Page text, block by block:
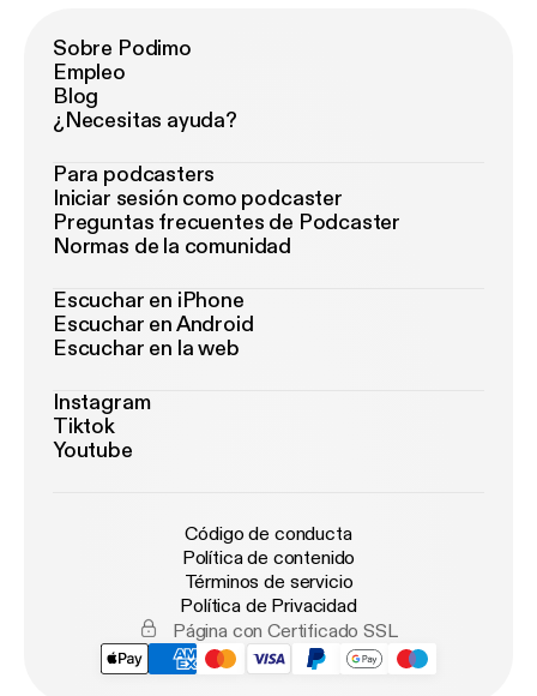
Sobre Podimo
Empleo
Blog
¿Necesitas ayuda?
Para podcasters
Iniciar sesión como podcaster
Preguntas frecuentes de Podcaster
Normas de la comunidad
Escuchar en iPhone
Escuchar en Android
Escuchar en la web
Instagram
Tiktok
Youtube
Código de conducta
Política de contenido
Términos de servicio
Política de Privacidad
Página con Certificado SSL